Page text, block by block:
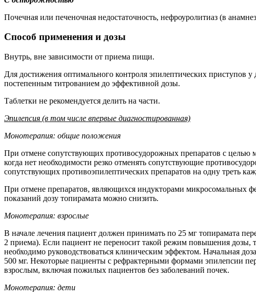
Почечная или печеночная недостаточность, нефроуролитиаз (в
Способ применения и дозы
Внутрь, вне зависимости от приема пищи.
Для достижения оптимального контроля эпилептических приступов
постепенным титрованием до эффективной дозы.
Таблетки не рекомендуется делить на части.
Эпилепсия (в том числе впервые диагностированная)
Монотерапия: общие положения
При отмене сопутствующих противосудорожных препаратов с целью
когда нет необходимости резко отменять сопутствующие
сопутствующих противоэпилептических препаратов на одну треть
При отмене препаратов, являющихся индукторами микросомальных
показаний дозу топирамата можно снизить.
Монотерапия: взрослые
В начале лечения пациент должен принимать по 25 мг топирамата
2 приема). Если пациент не переносит такой режим повышения
необходимо руководствоваться клиническим эффектом. Начальная
500 мг. Некоторые пациенты с рефрактерными формами эпилепсии
взрослым, включая пожилых пациентов без заболеваний почек.
Монотерапия: дети